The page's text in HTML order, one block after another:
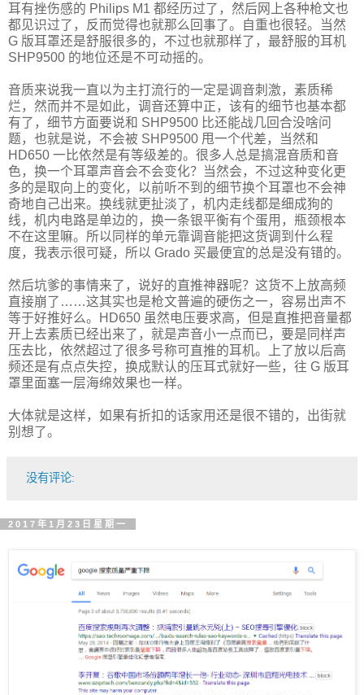
耳有挫伤感的 Philips M1 都经历过了，然后网上各种枪文也
都见识过了，反而觉得也就那么回事了。自重也很轻。当然
G 版耳罩还是舒服很多的，不过也就那样了，最舒服的耳机
SHP9500 的地位还是不可动摇的。
音质来说我一直以为主打流行的一定是调音刺激，素质稀
烂，然而并不是如此，调音还算中正，该有的细节也基本都
有了，细节方面要说和 SHP9500 比还能战几回合没啥问
题，也就是说，不会被 SHP9500 甩一个代差，当然和
HD650 一比依然是有等级差的。很多人总是搞混音质和音
色，换一个耳罩声音会不会变化？当然会，不过这种变化更
多的是取向上的变化，以前听不到的细节换个耳罩也不会神
奇地自己出来。换线就更扯淡了，机内走线都是细成狗的
线，机内电路是单边的，换一条银平衡有个蛋用，瓶颈根本
不在这里嘛。所以同样的单元靠调音能把这货调到什么程
度，我表示很可疑，所以 Grado 买最便宜的总是没有错的。
然后坑爹的事情来了，说好的直推神器呢？这货不上放高频
直接崩了……这其实也是枪文普遍的硬伤之一，容易出声不
等于好推好么。HD650 虽然电压要求高，但是直推把音量都
开上去素质已经出来了，就是声音小一点而已，要是同样声
压去比，依然超过了很多号称可直推的耳机。上了放以后高
频还是有点点失控，换成默认的压耳式就好一些，往 G 版耳
罩里面塞一层海绵效果也一样。
大体就是这样，如果有折扣的话家用还是很不错的，出街就
别想了。
没有评论:
2017年1月23日星期一